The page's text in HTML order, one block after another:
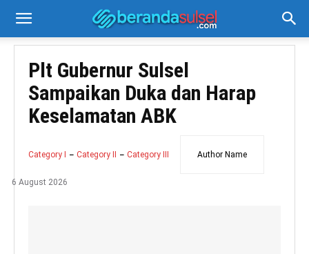
Plt Gubernur Sulsel
Sampaikan Duka dan Harap
Keselamatan ABK
Category I Category II Category III Author Name
6 August 2026